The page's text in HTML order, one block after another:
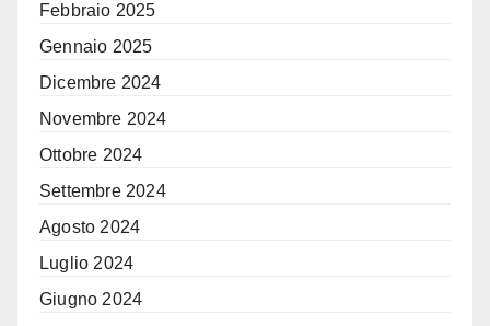
Febbraio 2025
Gennaio 2025
Dicembre 2024
Novembre 2024
Ottobre 2024
Settembre 2024
Agosto 2024
Luglio 2024
Giugno 2024